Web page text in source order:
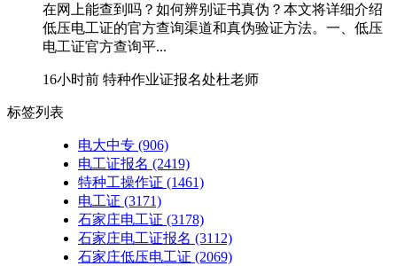
在网上能查到吗？如何辨别证书真伪？本文将详细介绍
低压电工证的官方查询渠道和真伪验证方法。一、低压
电工证官方查询平...
16小时前 特种作业证报名处杜老师
标签列表
电大中专 (906)
电工证报名 (2419)
特种工操作证 (1461)
电工证 (3171)
石家庄电工证 (3178)
石家庄电工证报名 (3112)
石家庄低压电工证 (2069)